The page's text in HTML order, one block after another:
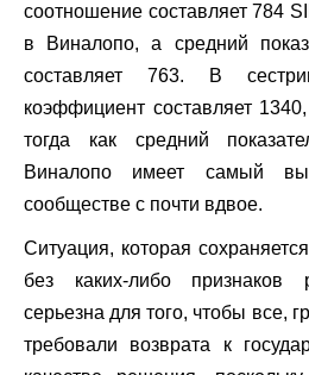
соотношение составляет 784
в Виналопо, а средний
составляет 763. В
коэффициент составляет
тогда как средний
Виналопо имеет самый
сообществе с почти вдвое.
Ситуация, которая
без каких-либо признаков
серьезна для того, чтобы все,
требовали возврата к